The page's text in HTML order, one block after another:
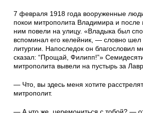
7 февраля 1918 года вооруженные
покои митрополита Владимира и после
ним повели на улицу. «Владыка был
вспоминал его келейник, — словно шел
литургии. Напоследок он благословил
сказал: “Прощай, Филипп!”»
митрополита вывели на пустырь за
— Что, вы здесь меня хотите
митрополит.